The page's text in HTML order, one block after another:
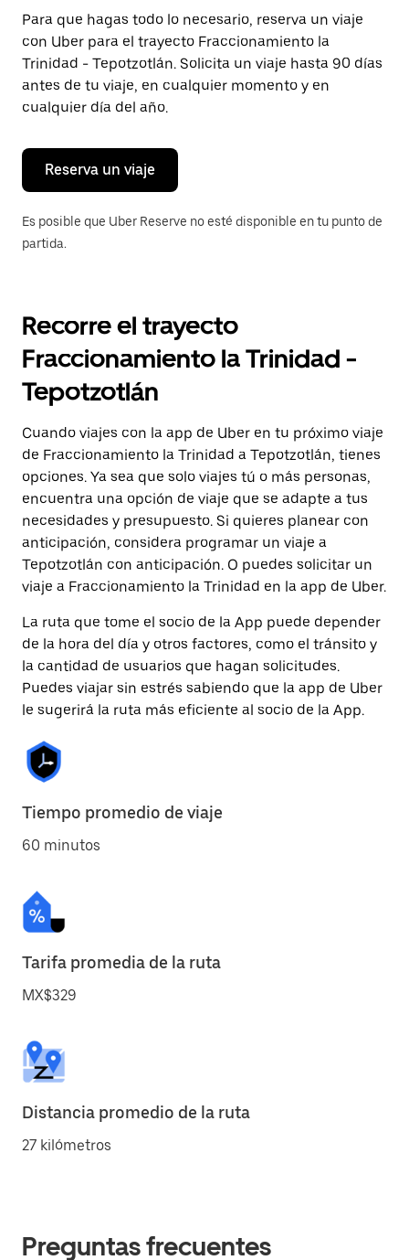
una
fecha.
Presiona
la
tecla Esc
para
cerrar
calendario.
Para que hagas todo lo necesario, reserva un viaje
con Uber para el trayecto Fraccionamiento la
Trinidad - Tepotzotlán. Solicita un viaje hasta 90 días
antes de tu viaje, en cualquier momento y en
cualquier día del año.
Reserva un viaje
Es posible que Uber Reserve no esté disponible en tu punto de
partida.
Recorre el trayecto
Fraccionamiento la Trinidad -
Tepotzotlán
Cuando viajes con la app de Uber en tu próximo viaje
de Fraccionamiento la Trinidad a Tepotzotlán, tienes
opciones. Ya sea que solo viajes tú o más personas,
encuentra una opción de viaje que se adapte a tus
necesidades y presupuesto. Si quieres planear con
anticipación, considera programar un viaje a
Tepotzotlán con anticipación. O puedes solicitar un
viaje a Fraccionamiento la Trinidad en la app de Uber.
La ruta que tome el socio de la App puede depender
de la hora del día y otros factores, como el tránsito y
la cantidad de usuarios que hagan solicitudes.
Puedes viajar sin estrés sabiendo que la app de Uber
le sugerirá la ruta más eficiente al socio de la App.
Tiempo promedio de viaje
60 minutos
Tarifa promedia de la ruta
MX$329
Distancia promedio de la ruta
27 kilómetros
Preguntas frecuentes